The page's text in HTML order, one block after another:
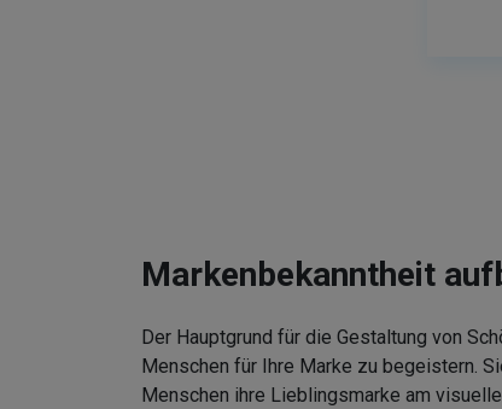
Markenbekanntheit
Der Hauptgrund für die Gestaltung von
Menschen für Ihre Marke zu begeistern.
Menschen ihre Lieblingsmarke am